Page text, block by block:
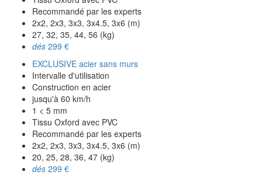
Recommandé par les experts
2x2, 2x3, 3x3, 3x4.5, 3x6 (m)
27, 32, 35, 44, 56 (kg)
dés 299 €
EXCLUSIVE acier sans murs
Intervalle d'utilisation
Construction en acier
jusqu'à 60 km/h
1 < 5 mm
Tissu Oxford avec PVC
Recommandé par les experts
2x2, 2x3, 3x3, 3x4.5, 3x6 (m)
20, 25, 28, 36, 47 (kg)
dés 299 €